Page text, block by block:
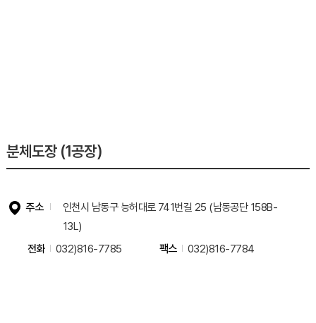
분체도장 (1공장)
주소
인천시 남동구 능허대로 741번길 25 (남동공단 158B-
13L)
전화
032)816-7785 팩스 032)816-7784